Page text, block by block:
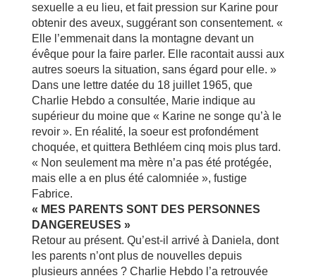
sexuelle a eu lieu, et fait pression sur Karine pour
obtenir des aveux, suggérant son consentement. «
Elle l’emmenait dans la montagne devant un
évêque pour la faire parler. Elle racontait aussi aux
autres soeurs la situation, sans égard pour elle. »
Dans une lettre datée du 18 juillet 1965, que
Charlie Hebdo a consultée, Marie indique au
supérieur du moine que « Karine ne songe qu’à le
revoir ». En réalité, la soeur est profondément
choquée, et quittera Bethléem cinq mois plus tard.
« Non seulement ma mère n’a pas été protégée,
mais elle a en plus été calomniée », fustige
Fabrice.
« MES PARENTS SONT DES PERSONNES
DANGEREUSES »
Retour au présent. Qu’est-il arrivé à Daniela, dont
les parents n’ont plus de nouvelles depuis
plusieurs années ? Charlie Hebdo l’a retrouvée